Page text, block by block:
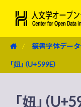
篆書字体データ
「妞」（U+599E）
「妞」（